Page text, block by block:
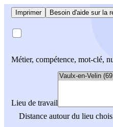
Imprimer Besoin d'aide sur la
Métier, compétence, mot-clé,
Lieu de travail
Distance autour du lieu